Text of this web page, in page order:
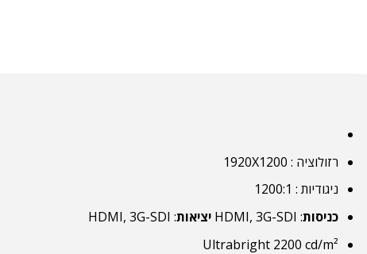
רזולוציה : 1920X1200
ניגודיות : 1200:1
כניסות: HDMI, 3G-SDI יציאות: HDMI, 3G-SDI
Ultrabright 2200 cd/m²